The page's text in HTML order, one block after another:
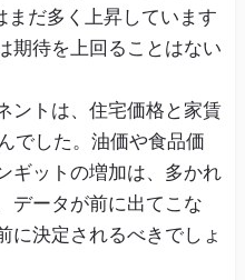
だ多く上昇しています
期待を上回ることはない
ントは、住宅価格と家賃
でした。油価や食品価
ギットの増加は、多かれ
データが前に出てこな
に決定されるべきでしょ